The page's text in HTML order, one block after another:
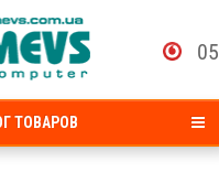
ТОВАРОВ